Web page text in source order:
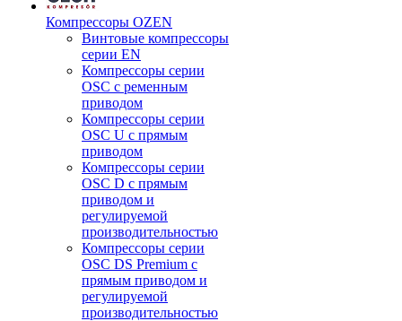
Компрессоры OZEN
Винтовые компрессоры
серии EN
Компрессоры серии
OSC с ременным
приводом
Компрессоры серии
OSC U с прямым
приводом
Компрессоры серии
OSC D с прямым
приводом и
регулируемой
производительностью
Компрессоры серии
OSC DS Premium с
прямым приводом и
регулируемой
производительностью